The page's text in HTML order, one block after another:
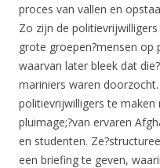
proces van vallen en
Zo zijn de
grote groepen?mensen op
waarvan later bleek dat
mariniers waren
politievrijwilligers te maken
pluimage;?van ervaren
en studenten.
een briefing te geven,